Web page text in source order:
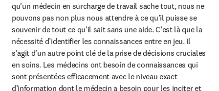
qu’un médecin en surcharge de travail sache tout, nous ne
pouvons pas non plus nous attendre à ce qu’il puisse se
souvenir de tout ce qu’il sait sans une aide. C’est là que la
nécessité d’identifier les connaissances entre en jeu. Il
s’agit d’un autre point clé de la prise de décisions cruciales
en soins. Les médecins ont besoin de connaissances qui
sont présentées efficacement avec le niveau exact
d’information dont le médecin a besoin pour les inciter et